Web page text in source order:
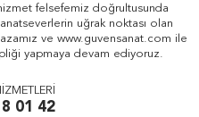
felsefemiz doğrultusunda
uğrak noktası olan
ve www.guvensanat.com ile
yapmaya devam ediyoruz.
01 42